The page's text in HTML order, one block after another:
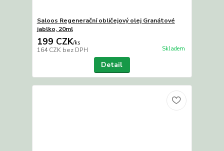
Saloos Regenerační obličejový olej Granátové
jablko, 20ml
199 CZK/ks
164 CZK bez DPH Skladem
Detail